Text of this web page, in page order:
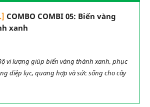
COMBO COMBI 05: Biến vàng
xanh
vi lượng giúp biến vàng thành xanh, phục
diệp lục, quang hợp và sức sống cho cây